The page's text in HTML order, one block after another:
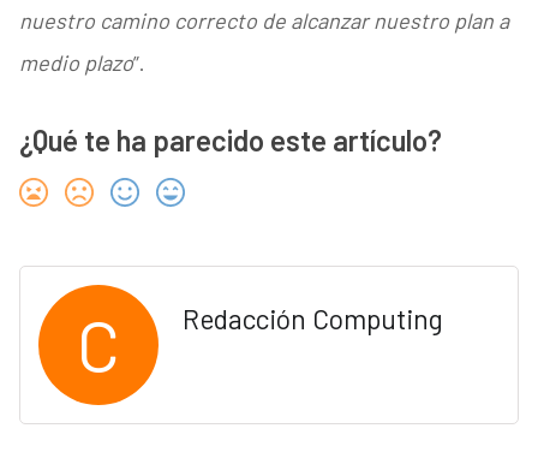
nuestro camino correcto de alcanzar nuestro plan a
medio plazo”.
¿Qué te ha parecido este artículo?
C Redacción Computing